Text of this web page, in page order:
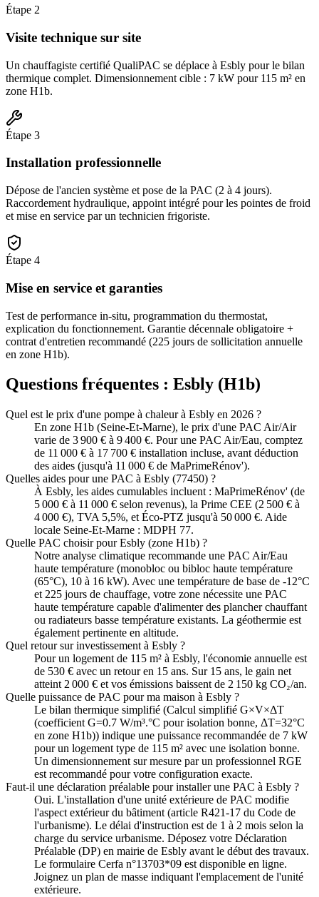
Étape 2
Visite technique sur site
Un chauffagiste certifié QualiPAC se déplace à Esbly pour le bilan
thermique complet. Dimensionnement cible : 7 kW pour 115 m² en
zone H1b.
Étape 3
Installation professionnelle
Dépose de l'ancien système et pose de la PAC (2 à 4 jours).
Raccordement hydraulique, appoint intégré pour les pointes de froid
et mise en service par un technicien frigoriste.
Étape 4
Mise en service et garanties
Test de performance in-situ, programmation du thermostat,
explication du fonctionnement. Garantie décennale obligatoire +
contrat d'entretien recommandé (225 jours de sollicitation annuelle
en zone H1b).
Questions fréquentes : Esbly (H1b)
Quel est le prix d'une pompe à chaleur à Esbly en 2026 ?
En zone H1b (Seine-Et-Marne), le prix d'une PAC Air/Air
varie de 3 900 € à 9 400 €. Pour une PAC Air/Eau, comptez
de 11 000 € à 17 700 € installation incluse, avant déduction
des aides (jusqu'à 11 000 € de MaPrimeRénov').
Quelles aides pour une PAC à Esbly (77450) ?
À Esbly, les aides cumulables incluent : MaPrimeRénov' (de
5 000 € à 11 000 € selon revenus), la Prime CEE (2 500 € à
4 000 €), TVA 5,5%, et Éco-PTZ jusqu'à 50 000 €. Aide
locale Seine-Et-Marne : MDPH 77.
Quelle PAC choisir pour Esbly (zone H1b) ?
Notre analyse climatique recommande une PAC Air/Eau
haute température (monobloc ou bibloc haute température
(65°C), 10 à 16 kW). Avec une température de base de -12°C
et 225 jours de chauffage, votre zone nécessite une PAC
haute température capable d'alimenter des plancher chauffant
ou radiateurs basse température existants. La géothermie est
également pertinente en altitude.
Quel retour sur investissement à Esbly ?
Pour un logement de 115 m² à Esbly, l'économie annuelle est
de 530 € avec un retour en 15 ans. Sur 15 ans, le gain net
atteint 2 000 € et vos émissions baissent de 2 150 kg CO₂/an.
Quelle puissance de PAC pour ma maison à Esbly ?
Le bilan thermique simplifié (Calcul simplifié G×V×ΔT
(coefficient G=0.7 W/m³.°C pour isolation bonne, ΔT=32°C
en zone H1b)) indique une puissance recommandée de 7 kW
pour un logement type de 115 m² avec une isolation bonne.
Un dimensionnement sur mesure par un professionnel RGE
est recommandé pour votre configuration exacte.
Faut-il une déclaration préalable pour installer une PAC à Esbly ?
Oui. L'installation d'une unité extérieure de PAC modifie
l'aspect extérieur du bâtiment (article R421-17 du Code de
l'urbanisme). Le délai d'instruction est de 1 à 2 mois selon la
charge du service urbanisme. Déposez votre Déclaration
Préalable (DP) en mairie de Esbly avant le début des travaux.
Le formulaire Cerfa n°13703*09 est disponible en ligne.
Joignez un plan de masse indiquant l'emplacement de l'unité
extérieure.